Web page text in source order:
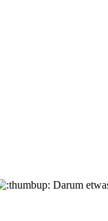
Darum